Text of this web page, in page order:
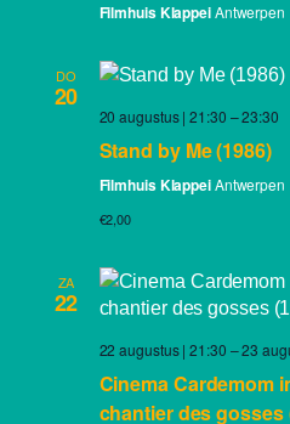
Filmhuis KlappeiAntwerpen
DO
20
20 augustus | 21:30 –23:30
Stand by Me (1986)
Filmhuis KlappeiAntwerpen
€2,00
ZA
22
22 augustus | 21:30 –23
Cinema Cardemom
chantier des gosses